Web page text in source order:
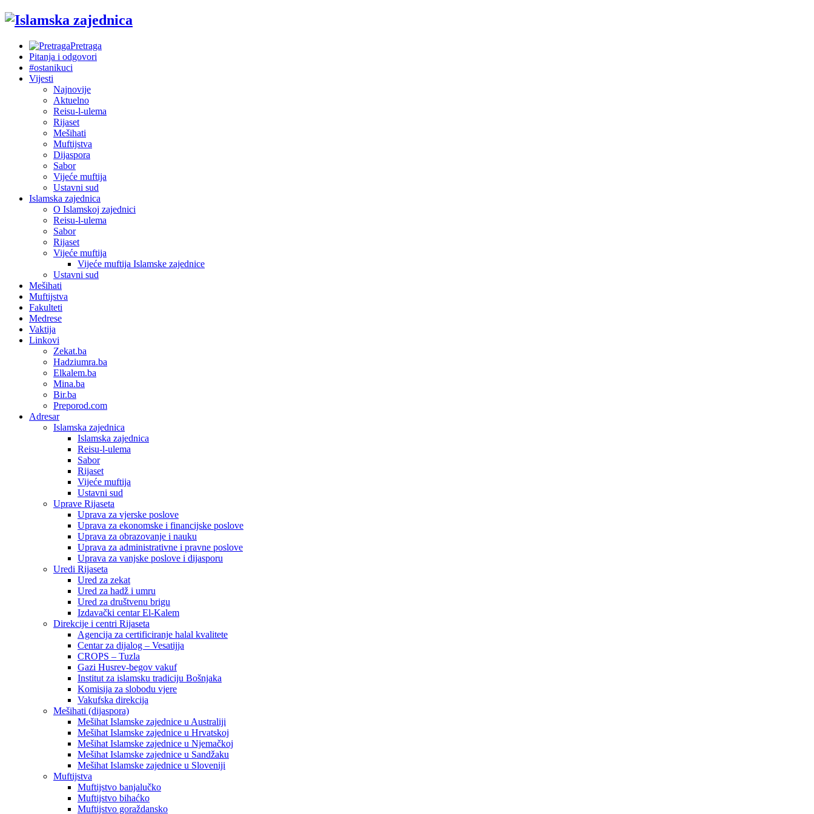
Pretraga
Pitanja i odgovori
#ostanikuci
Vijesti
Najnovije
Aktuelno
Reisu-l-ulema
Rijaset
Mešihati
Muftijstva
Dijaspora
Sabor
Vijeće muftija
Ustavni sud
Islamska zajednica
O Islamskoj zajednici
Reisu-l-ulema
Sabor
Rijaset
Vijeće muftija
Vijeće muftija Islamske zajednice
Ustavni sud
Mešihati
Muftijstva
Fakulteti
Medrese
Vaktija
Linkovi
Zekat.ba
Hadziumra.ba
Elkalem.ba
Mina.ba
Bir.ba
Preporod.com
Adresar
Islamska zajednica
Islamska zajednica
Reisu-l-ulema
Sabor
Rijaset
Vijeće muftija
Ustavni sud
Uprave Rijaseta
Uprava za vjerske poslove
Uprava za ekonomske i financijske poslove
Uprava za obrazovanje i nauku
Uprava za administrativne i pravne poslove
Uprava za vanjske poslove i dijasporu
Uredi Rijaseta
Ured za zekat
Ured za hadž i umru
Ured za društvenu brigu
Izdavački centar El-Kalem
Direkcije i centri Rijaseta
Agencija za certificiranje halal kvalitete
Centar za dijalog – Vesatijja
CROPS – Tuzla
Gazi Husrev-begov vakuf
Institut za islamsku tradiciju Bošnjaka
Komisija za slobodu vjere
Vakufska direkcija
Mešihati (dijaspora)
Mešihat Islamske zajednice u Australiji
Mešihat Islamske zajednice u Hrvatskoj
Mešihat Islamske zajednice u Njemačkoj
Mešihat Islamske zajednice u Sandžaku
Mešihat Islamske zajednice u Sloveniji
Muftijstva
Muftijstvo banjalučko
Muftijstvo bihaćko
Muftijstvo goraždansko